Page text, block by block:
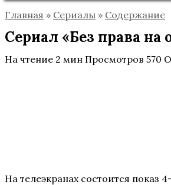
Главная » Сериалы » Содержание
Сериал «Без права на
На чтение 2 мин Просмотров 570
На телеэкранах состоится показ